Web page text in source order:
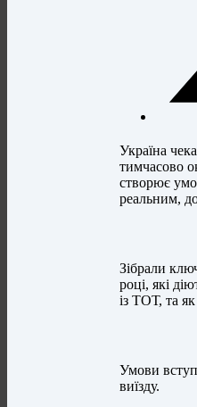
Україна
тимчасово
створює
реальним,
Зібрали
році, які
із ТОТ, та
Умови
виїзду.